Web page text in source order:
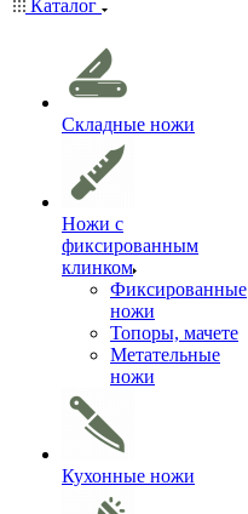
Каталог
Складные ножи
Ножи с
фиксированным
клинком
Фиксированные
ножи
Топоры, мачете
Метательные
ножи
Кухонные ножи